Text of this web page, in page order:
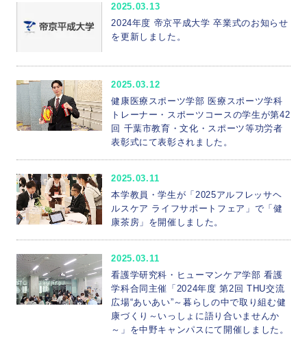
2025.03.13
2024年度 帝京平成大学 卒業式のお知らせ
を更新しました。
2025.03.12
健康医療スポーツ学部 医療スポーツ学科
トレーナー・スポーツコースの学生が第42
回 千葉市教育・文化・スポーツ等功労者
表彰式にて表彰されました。
2025.03.11
本学教員・学生が「2025アルフレッサヘ
ルスケア ライフサポートフェア」で「健
康茶房」を開催しました。
2025.03.11
看護学研究科・ヒューマンケア学部 看護
学科合同主催「2024年度 第2回 THU交流
広場“あいあい”～暮らしの中で取り組む健
康づくり～いっしょに語り合いませんか
～」を中野キャンパスにて開催しました。